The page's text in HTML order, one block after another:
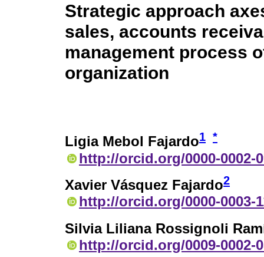
Strategic approach
sales, accounts
management process
organization
Ligia Mebol Fajardo1 *
http://orcid.org/0000-0002-
Xavier Vásquez Fajardo2
http://orcid.org/0000-0003-
Silvia Liliana Rossignoli
http://orcid.org/0009-0002-